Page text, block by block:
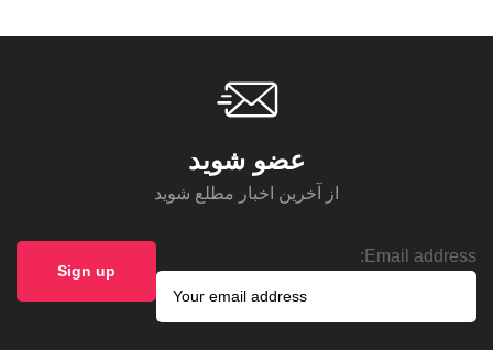
عضو شوید
از آخرین اخبار مطلع شوید
Email address: